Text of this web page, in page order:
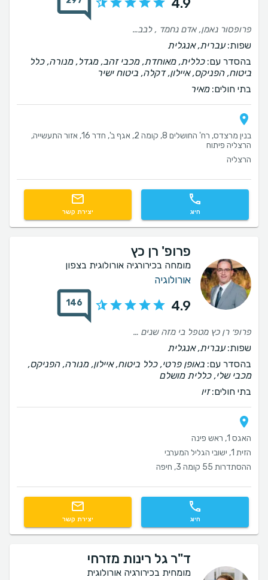
4.9
פרופסור נאמן, אדם נחמד , לבבי, מקצועי. הוא ניתח את בני בן השלוש וחצי בניתוח של הצרה פי השופכה ועשה זאת מעולה תוך התייחסות אישית, הכלה , אמפתיות עבורי ועבור בני. גם לאחר כחודש בדק, דאג שהכל התנהל כשורה. מודה לו מאוד וממליצה בחום! רק בריאות
שפות:עברית, אנגלית
בהסדר עם:כללית, מאוחדת, מכבי זהב, מגדל, מנורה, כלל
ביטוח, הפניקס, איילון, דקלה, ביטוח ישיר
בתי חולים:מאיר
בנין מרצדס, רח' החושלים 8, קומה 2, אגף ב', חדר 16, אזור התעשייה,
הרצליה פיתוח
הרצליה
חיוג יצירת קשר
פרופ' רן כץ
מומחה בכירורגיה אורולוגית בצפון
אורולוגיה
4.9
146
פרופ׳ רן כץ מטפל בי מזה שנים אחדות לשביעות רצוני המלאה, תוך יחס אישי ואמפטיה.
שפות:עברית, אנגלית
בהסדר עם: באופן פרטי, כלל ביטוח, איילון, מנורה, הפניקס,
מכבי שלי, כללית מושלם
בתי חולים:זיו
האגס 1, ראש פינה
הזית 1, ישובי הגליל המערבי
ההסתדרות 55 קומה 3, חיפה
חיוג יצירת קשר
ד"ר גל רינות מזרחי
מומחית בכירורגיה אורולוגית